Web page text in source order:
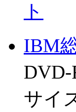
ト
IBM
DVD-
サイ